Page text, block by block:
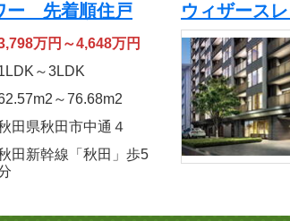
ー 先着順住戸
万円～4,648万円
～3LDK
2 ～76.68m2
田県秋田市中通４
田新幹線「秋田」歩5
ウィザース